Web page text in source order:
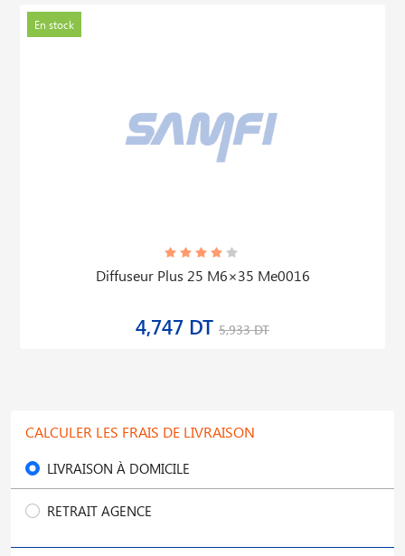
En stock
Diffuseur Plus 25 M6×35 Me0016
4,747 DT 5,933 DT
CALCULER LES FRAIS DE LIVRAISON
LIVRAISON À DOMICILE
RETRAIT AGENCE